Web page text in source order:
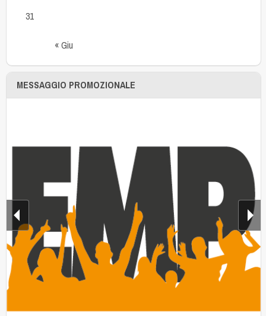
« Giu
31
MESSAGGIO PROMOZIONALE